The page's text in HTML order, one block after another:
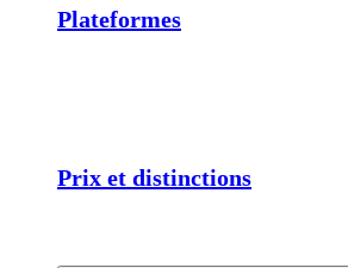
Plateformes
Prix et distinctions